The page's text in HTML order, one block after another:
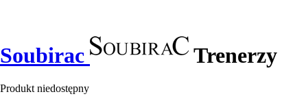
Soubirac
Produkt niedostępny